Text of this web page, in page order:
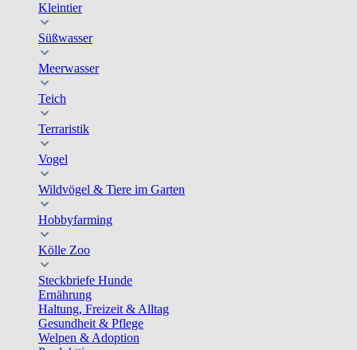
Kleintier
Süßwasser
Meerwasser
Teich
Terraristik
Vogel
Wildvögel & Tiere im Garten
Hobbyfarming
Kölle Zoo
Steckbriefe Hunde
Ernährung
Haltung, Freizeit & Alltag
Gesundheit & Pflege
Welpen & Adoption